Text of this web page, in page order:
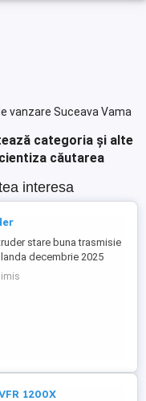
vanzare Suceava Vama
categoria și alte
căutarea
interesa
stare buna trasmisie
decembrie 2025
FEBRUARIE Nu raspund
cu ATV plus sau minus
1200X